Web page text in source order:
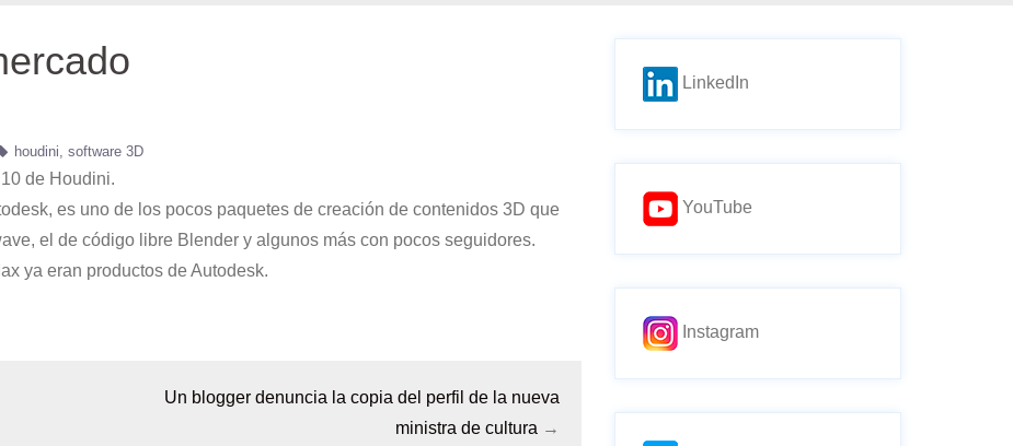
houdini software 3D
de Houdini.
es uno de los pocos paquetes de creación de contenidos 3D que
el de código libre Blender y algunos más con pocos seguidores.
ya eran productos de Autodesk.
Un blogger denuncia la copia del perfil de la nueva
ministra de cultura →
LinkedIn
YouTube
Instagram